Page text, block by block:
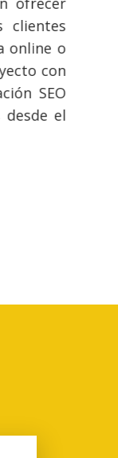
o
con
el